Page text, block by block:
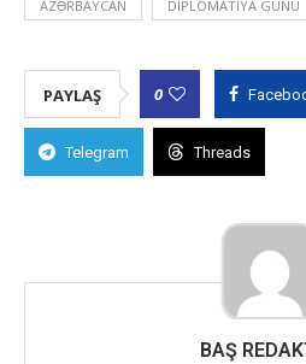
AZƏRBAYCAN DIPLOMATIYA GÜNÜ
PAYLAŞ 0
Telegram Threads
BAŞ